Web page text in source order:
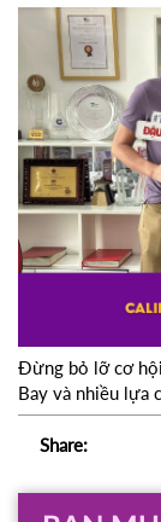
Đừng bỏ lỡ cơ
Bay và nhiều lựa
Share: